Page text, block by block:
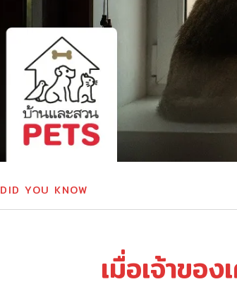
DID YOU KNOW
เมื่อเจ้าขอ